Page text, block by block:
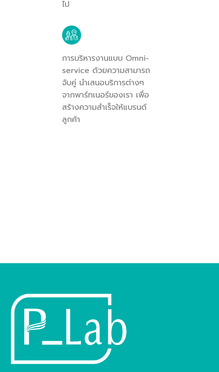
ไป
การบริหารงานแบบ Omni-
service ด้วยความสามารถ
จับคู่ นำเสนอบริการต่างๆ
จากพาร์ทเนอร์ของเรา เพื่อ
สร้างความสำเร็จให้แบรนด์
ลูกค้า